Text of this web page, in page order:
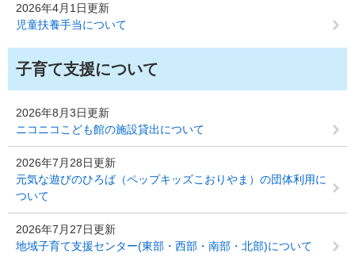
2026年4月1日更新
児童扶養手当について
子育て支援について
2026年8月3日更新
ニコニコこども館の施設貸出について
2026年7月28日更新
元気な遊びのひろば（ペップキッズこおりやま）の団体利用に
ついて
2026年7月27日更新
地域子育て支援センター(東部・西部・南部・北部)について